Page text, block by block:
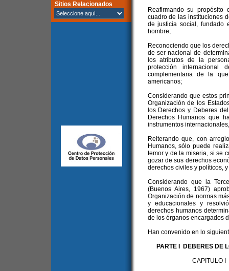
Sitios Relacionados
Reafirmando su
cuadro de las instituciones
de justicia social, fundado
hombre;
Reconociendo que los
de ser nacional de
los atributos de la
protección internacional
complementaria de la
americanos;
Considerando que estos
Organización de los
los Derechos y Deberes
Derechos Humanos que
instrumentos
Reiterando que, con
Humanos, sólo puede
temor y de la miseria, si se
gozar de sus derechos
derechos civiles y políticos, y
Considerando que la
(Buenos Aires, 1967)
Organización de normas
y educacionales y
derechos humanos
de los órganos encargados
Han convenido en lo
PARTE I DEBERES DE
CAPITULO I